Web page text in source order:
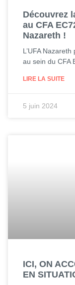
Découvrez
au CFA
Nazareth !
L’UFA
au sein du CFA
LIRE LA SUITE
5 juin 2024
ICI, ON
EN